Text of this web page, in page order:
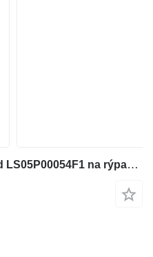
Olejový chladič New Holland LS05P00054F1 na rýpadla New Holland E485C